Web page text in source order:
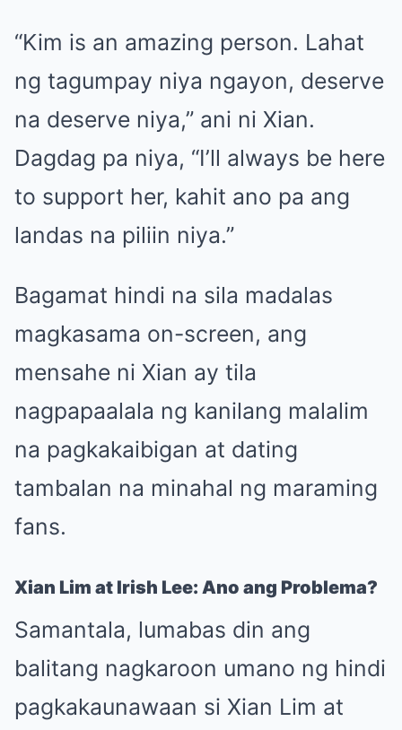
“Kim is an amazing person. Lahat
ng tagumpay niya ngayon, deserve
na deserve niya,” ani ni Xian.
Dagdag pa niya, “I’ll always be here
to support her, kahit ano pa ang
landas na piliin niya.”
Bagamat hindi na sila madalas
magkasama on-screen, ang
mensahe ni Xian ay tila
nagpapaalala ng kanilang malalim
na pagkakaibigan at dating
tambalan na minahal ng maraming
fans.
Xian Lim at Irish Lee: Ano ang Problema?
Samantala, lumabas din ang
balitang nagkaroon umano ng hindi
pagkakaunawaan si Xian Lim at